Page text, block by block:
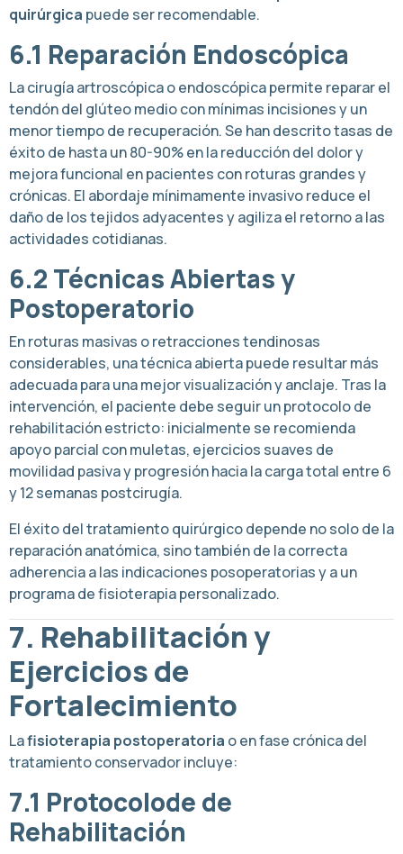
quirúrgica puede ser recomendable.
6.1 Reparación Endoscópica
La cirugía artroscópica o endoscópica permite reparar el
tendón del glúteo medio con mínimas incisiones y un
menor tiempo de recuperación. Se han descrito tasas de
éxito de hasta un 80-90% en la reducción del dolor y
mejora funcional en pacientes con roturas grandes y
crónicas. El abordaje mínimamente invasivo reduce el
daño de los tejidos adyacentes y agiliza el retorno a las
actividades cotidianas.
6.2 Técnicas Abiertas y
Postoperatorio
En roturas masivas o retracciones tendinosas
considerables, una técnica abierta puede resultar más
adecuada para una mejor visualización y anclaje. Tras la
intervención, el paciente debe seguir un protocolo de
rehabilitación estricto: inicialmente se recomienda
apoyo parcial con muletas, ejercicios suaves de
movilidad pasiva y progresión hacia la carga total entre 6
y 12 semanas postcirugía.
El éxito del tratamiento quirúrgico depende no solo de la
reparación anatómica, sino también de la correcta
adherencia a las indicaciones posoperatorias y a un
programa de fisioterapia personalizado.
7. Rehabilitación y
Ejercicios de
Fortalecimiento
Lafisioterapia postoperatoria o en fase crónica del
tratamiento conservador incluye:
7.1 Protocolode de
Rehabilitación